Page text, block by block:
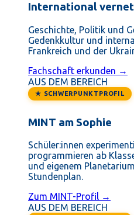
International
Geschichte, Politik und
Gedenkkultur und
Frankreich und der
Fachschaft erkunden →
AUS DEM BEREICH
★ SCHWERPUNKTPROFIL
MINT am Sophie
Schüler:innen
programmieren ab
und eigenem
Stundenplan.
Zum MINT-Profil →
AUS DEM BEREICH